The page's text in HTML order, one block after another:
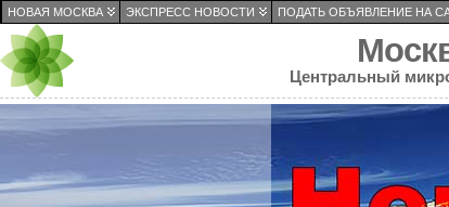
НОВАЯ МОСКВА ЭКСПРЕСС НОВОСТИ ПОДАТЬ ОБЪЯВЛЕНИЕ НА
Центральный